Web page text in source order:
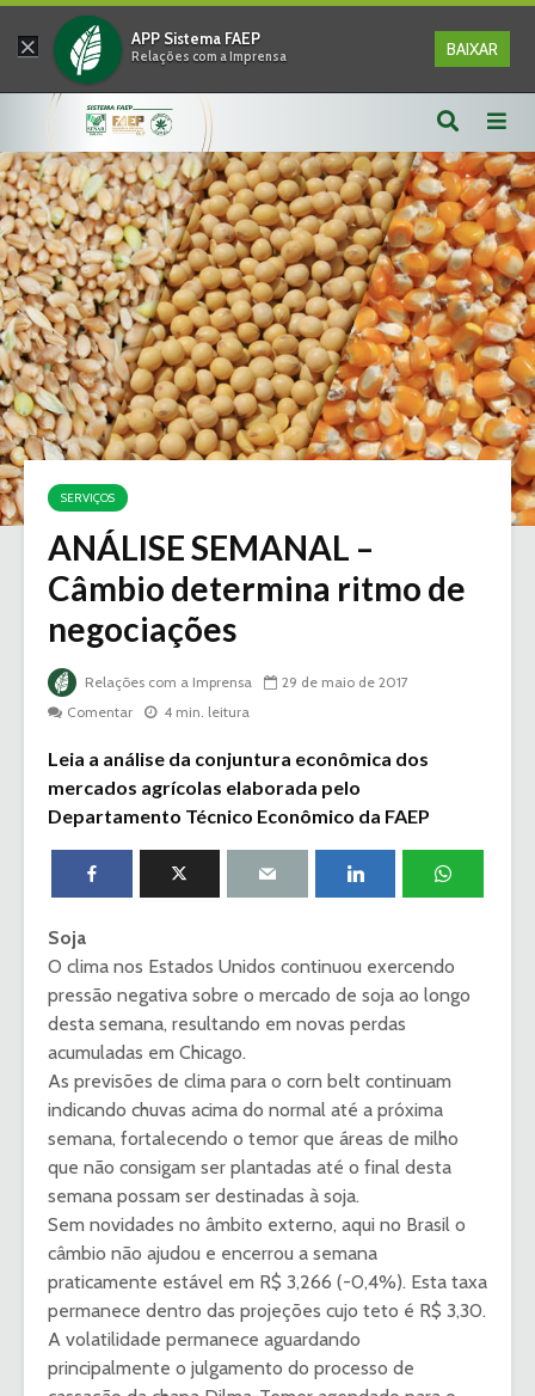
× APP Sistema FAEP
Relações com a Imprensa BAIXAR
SERVIÇOS
ANÁLISE SEMANAL –
Câmbio determina ritmo de
negociações
Relações com a Imprensa
29 de maio de 2017
Comentar
4 min. leitura
Leia a análise da conjuntura econômica dos
mercados agrícolas elaborada pelo
Departamento Técnico Econômico da FAEP
Soja
O clima nos Estados Unidos continuou exercendo
pressão negativa sobre o mercado de soja ao longo
desta semana, resultando em novas perdas
acumuladas em Chicago.
As previsões de clima para o corn belt continuam
indicando chuvas acima do normal até a próxima
semana, fortalecendo o temor que áreas de milho
que não consigam ser plantadas até o final desta
semana possam ser destinadas à soja.
Sem novidades no âmbito externo, aqui no Brasil o
câmbio não ajudou e encerrou a semana
praticamente estável em R$ 3,266 (-0,4%). Esta taxa
permanece dentro das projeções cujo teto é R$ 3,30.
A volatilidade permanece aguardando
principalmente o julgamento do processo de